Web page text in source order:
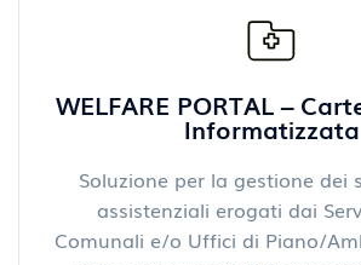
WELFARE PORTAL –
Informatizzata
Soluzione per la gestione dei
assistenziali erogati dai
Comunali e/o Uffici di Piano/